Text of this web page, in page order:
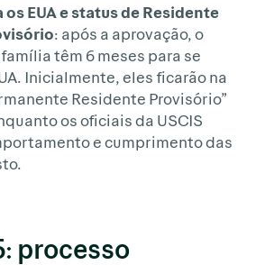
EUA e status de Residente
: após a aprovação, o
têm 6 meses para se
Inicialmente, eles ficarão na
Residente Provisório”
os oficiais da USCIS
e cumprimento das
processo